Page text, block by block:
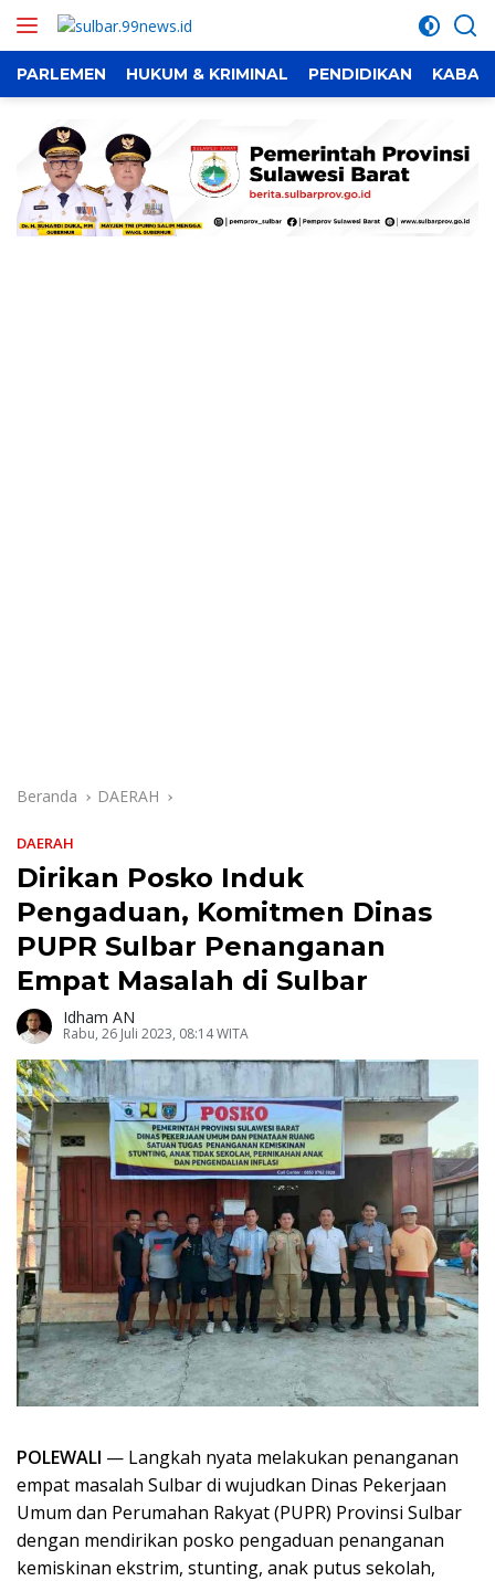
Langsung
PARLEMEN HUKUM & KRIMINAL PENDIDIKAN KABAR
Beranda DAERAH
DAERAH
Dirikan Posko Induk
Pengaduan, Komitmen Dinas
PUPR Sulbar Penanganan
Empat Masalah di Sulbar
Idham AN
Rabu, 26 Juli 2023, 08:14 WITA
POLEWALI — Langkah nyata melakukan penanganan
empat masalah Sulbar di wujudkan Dinas Pekerjaan
Umum dan Perumahan Rakyat (PUPR) Provinsi Sulbar
dengan mendirikan posko pengaduan penanganan
kemiskinan ekstrim, stunting, anak putus sekolah,